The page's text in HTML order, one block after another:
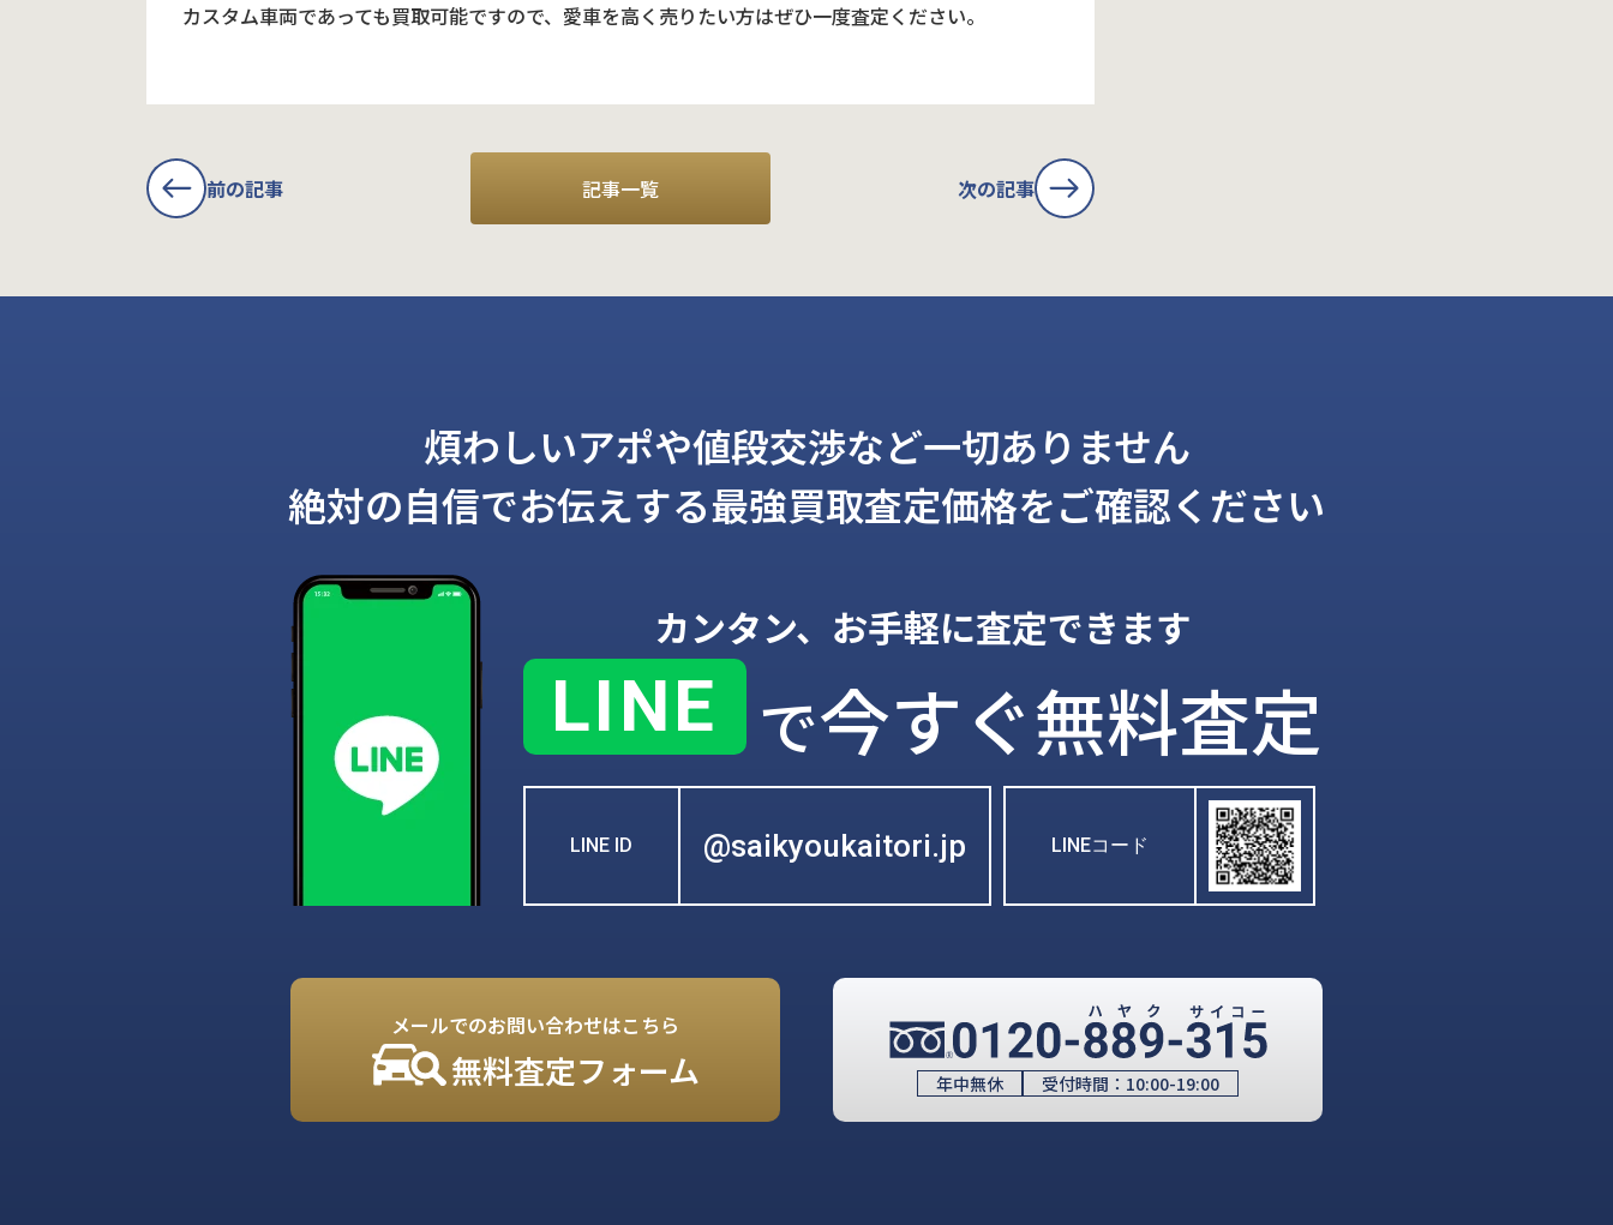
カスタム車両であっても買取可能ですので、愛車を高く売りたい方はぜひ一度査定ください。
前の記事 記事一覧 次の記事
煩わしいアポや値段交渉など一切ありません
絶対の自信でお伝えする最強買取査定価格をご確認ください
カンタン、お手軽に査定できます
LINE で今すぐ無料査定
LINE ID @saikyoukaitori.jp LINEコード
メールでのお問い合わせはこちら
無料査定フォーム 年中無休 受付時間： 10:00-19:00